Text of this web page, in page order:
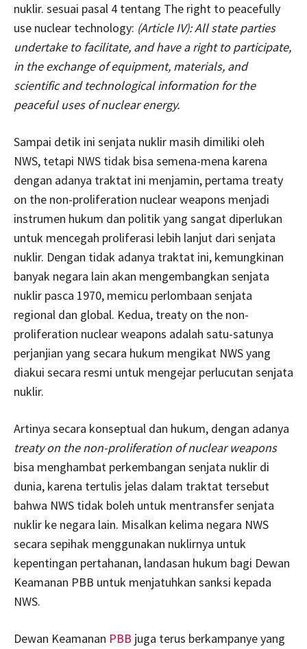
nuklir. sesuai pasal 4 tentang The right to peacefully
use nuclear technology: (Article IV): All state parties
undertake to facilitate, and have a right to participate,
in the exchange of equipment, materials, and
scientific and technological information for the
peaceful uses of nuclear energy.
Sampai detik ini senjata nuklir masih dimiliki oleh
NWS, tetapi NWS tidak bisa semena-mena karena
dengan adanya traktat ini menjamin, pertama treaty
on the non-proliferation nuclear weapons menjadi
instrumen hukum dan politik yang sangat diperlukan
untuk mencegah proliferasi lebih lanjut dari senjata
nuklir. Dengan tidak adanya traktat ini, kemungkinan
banyak negara lain akan mengembangkan senjata
nuklir pasca 1970, memicu perlombaan senjata
regional dan global. Kedua, treaty on the non-
proliferation nuclear weapons adalah satu-satunya
perjanjian yang secara hukum mengikat NWS yang
diakui secara resmi untuk mengejar perlucutan senjata
nuklir.
Artinya secara konseptual dan hukum, dengan adanya
treaty on the non-proliferation of nuclear weapons
bisa menghambat perkembangan senjata nuklir di
dunia, karena tertulis jelas dalam traktat tersebut
bahwa NWS tidak boleh untuk mentransfer senjata
nuklir ke negara lain. Misalkan kelima negara NWS
secara sepihak menggunakan nuklirnya untuk
kepentingan pertahanan, landasan hukum bagi Dewan
Keamanan PBB untuk menjatuhkan sanksi kepada
NWS.
Dewan Keamanan PBB juga terus berkampanye yang